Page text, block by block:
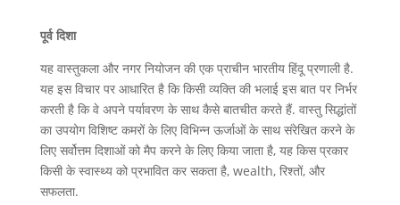
पूर्व दिशा
यह वास्तुकला और नगर नियोजन की एक प्राचीन भारतीय हिंदू प्रणाली है.
यह इस विचार पर आधारित है कि किसी व्यक्ति की भलाई इस बात पर निर्भर
करती है कि वे अपने पर्यावरण के साथ कैसे बातचीत करते हैं. वास्तु सिद्धांतों
का उपयोग विशिष्ट कमरों के लिए विभिन्न ऊर्जाओं के साथ संरेखित करने के
लिए सर्वोत्तम दिशाओं को मैप करने के लिए किया जाता है, यह किस प्रकार
किसी के स्वास्थ्य को प्रभावित कर सकता है, wealth, रिश्तों, और
सफलता.